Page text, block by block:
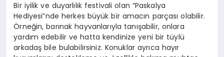
Bir iyilik ve duyarlılık festivali olan “Paskalya
Hediyesi”nde herkes büyük bir amacın parçası olabilir.
Örneğin, barınak hayvanlarıyla tanışabilir, onlara
yardım edebilir ve hatta kendinize yeni bir tüylü
arkadaş bile bulabilirsiniz. Konuklar ayrıca hayır